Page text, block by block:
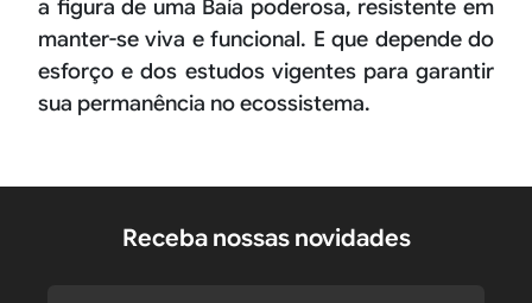
a figura de uma Baía poderosa, resistente em
manter-se viva e funcional. E que depende do
esforço e dos estudos vigentes para garantir
sua permanência no ecossistema.
Receba nossas novidades